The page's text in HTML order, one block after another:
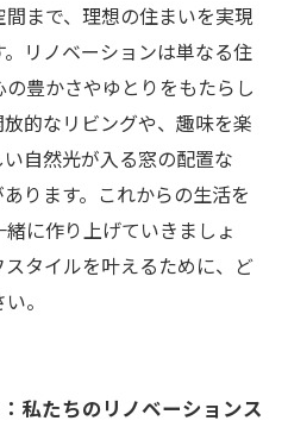
まで、理想の住まいを実現
リノベーションは単なる住
豊かさやゆとりをもたらし
的なリビングや、趣味を楽
自然光が入る窓の配置な
ります。これからの生活を
に作り上げていきましょ
タイルを叶えるために、ど
。
私たちのリノベーションス